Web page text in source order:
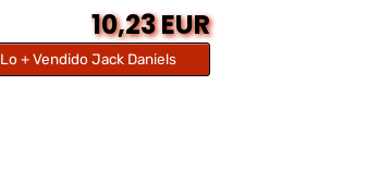
10,23 EUR
Lo + Vendido Jack Daniels